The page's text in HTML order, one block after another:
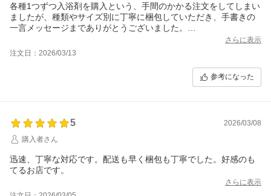
各種1つずつ入浴剤を購入という、手間のかかる注文をしてしまい
ましたが、種類やサイズ別に丁寧に梱包していただき、手書きの
一言メッセージまでありがとうございました。
この中からお気に入りを見つけて、また注文させていただきま
す！
さらに表示
注文日：2026/03/13
参考になった
5
2026/03/08
購入者さん
迅速、丁寧な対応です。配送も早く梱包も丁寧でした。好感のも
てるお店です。
さらに表示